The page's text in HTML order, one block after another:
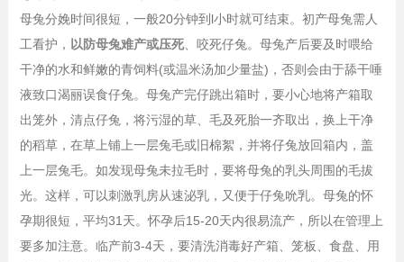
母兔分娩时间很短，一般20分钟到l小时就可结束。初产母兔需人
工看护， 以防母兔难产或压死、咬死仔兔。母兔产后要及时喂给
干净的水和鲜嫩的青饲料(或温米汤加少量盐)，否则会由于舔干唾
液致口渴丽误食仔兔。母兔产完仔跳出箱时，要小心地将产箱取
出笼外，清点仔兔，将污湿的草、毛及死胎一齐取出，换上干净
的稻草，在草上铺上一层兔毛或旧棉絮，并将仔兔放回箱内，盖
上一层兔毛。如发现母兔未拉毛时，要将母兔的乳头周围的毛拔
光。这样，可以刺激乳房从速泌乳，又便于仔兔吮乳。母兔的怀
孕期很短，平均31天。怀孕后15-20天内很易流产，所以在管理上
要多加注意。临产前3-4天，要清洗消毒好产箱、笼板、食盘、用